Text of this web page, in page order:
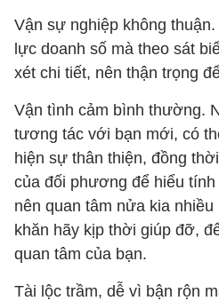
Vận sự nghiệp không
lực doanh số mà theo sát
xét chi tiết, nên thận trọng
Vận tình cảm bình thường.
tương tác với bạn mới, có
hiện sự thân thiện, đồng
của đối phương để hiểu
nên quan tâm nửa kia
khăn hãy kịp thời giúp đỡ,
quan tâm của bạn.
Tài lộc trầm, dễ vì bận rộn